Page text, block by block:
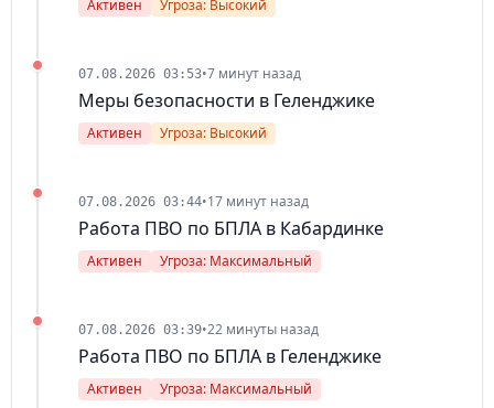
Активен Угроза: Высокий
07.08.2026 03:53•7 минут назад
Меры безопасности в Геленджике
Активен Угроза: Высокий
07.08.2026 03:44•17 минут назад
Работа ПВО по БПЛА в Кабардинке
Активен Угроза: Максимальный
07.08.2026 03:39•22 минуты назад
Работа ПВО по БПЛА в Геленджике
Активен Угроза: Максимальный